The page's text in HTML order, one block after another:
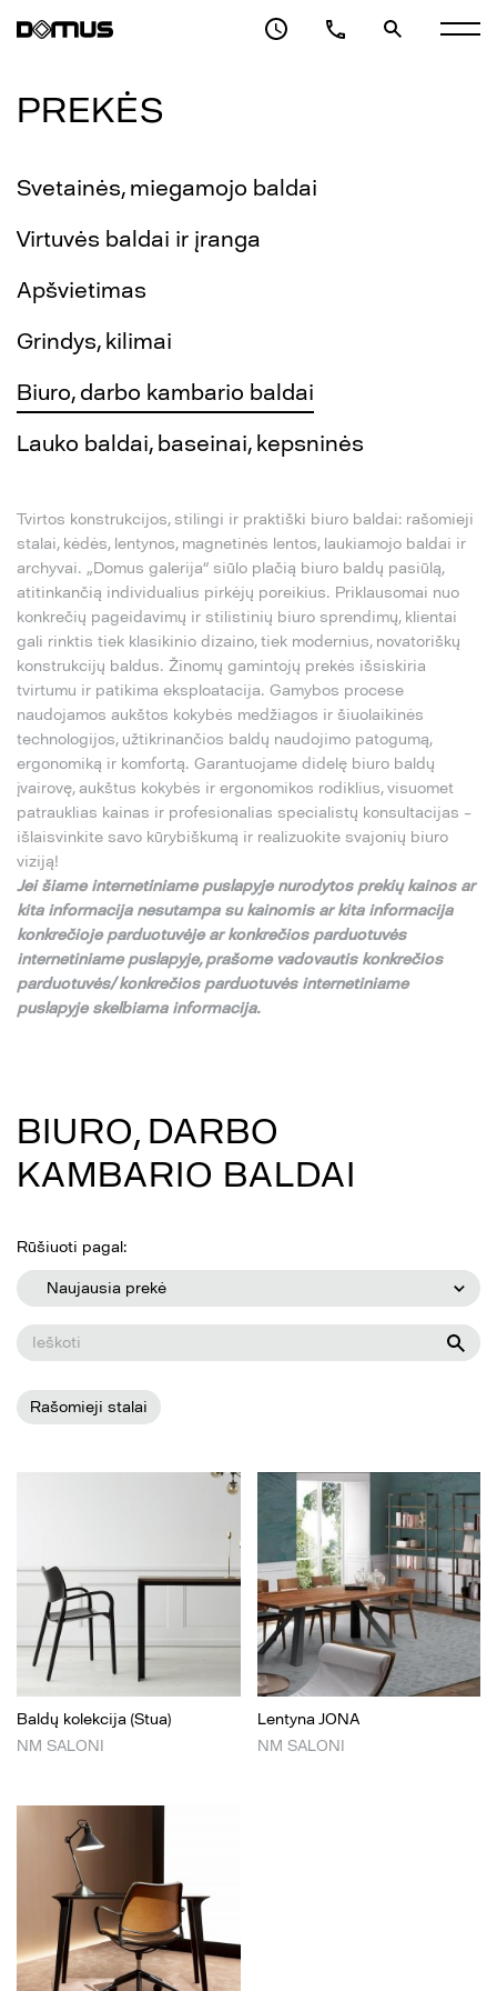
PREKĖS
Svetainės, miegamojo baldai
Virtuvės baldai ir įranga
Apšvietimas
Grindys, kilimai
Biuro, darbo kambario baldai
Lauko baldai, baseinai, kepsninės
Tvirtos konstrukcijos, stilingi ir praktiški biuro baldai: rašomieji
stalai, kėdės, lentynos, magnetinės lentos, laukiamojo baldai ir
archyvai. „Domus galerija“ siūlo plačią biuro baldų pasiūlą,
atitinkančią individualius pirkėjų poreikius. Priklausomai nuo
konkrečių pageidavimų ir stilistinių biuro sprendimų, klientai
gali rinktis tiek klasikinio dizaino, tiek modernius, novatoriškų
konstrukcijų baldus. Žinomų gamintojų prekės išsiskiria
tvirtumu ir patikima eksploatacija. Gamybos procese
naudojamos aukštos kokybės medžiagos ir šiuolaikinės
technologijos, užtikrinančios baldų naudojimo patogumą,
ergonomiką ir komfortą. Garantuojame didelę biuro baldų
įvairovę, aukštus kokybės ir ergonomikos rodiklius, visuomet
patrauklias kainas ir profesionalias specialistų konsultacijas –
išlaisvinkite savo kūrybiškumą ir realizuokite svajonių biuro
viziją!
Jeišiame internetiniame puslapyje nurodytos prekiųkainos ar
kita informacija nesutampa sukainomis ar kita informacija
konkrečioje parduotuvėje ar konkrečios parduotuvės
internetiniame puslapyje,prašome vadovautis konkrečios
parduotuvės/ konkrečios parduotuvės internetiniame
puslapyje skelbiama informacija.
BIURO, DARBO
KAMBARIO BALDAI
Rūšiuoti pagal:
Naujausia prekė
Rašomieji stalai
Baldų kolekcija (Stua)
NM SALONI
Lentyna JONA
NM SALONI